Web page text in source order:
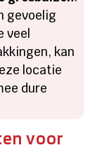
gevoelig
veel
kan
locatie
dure
voor